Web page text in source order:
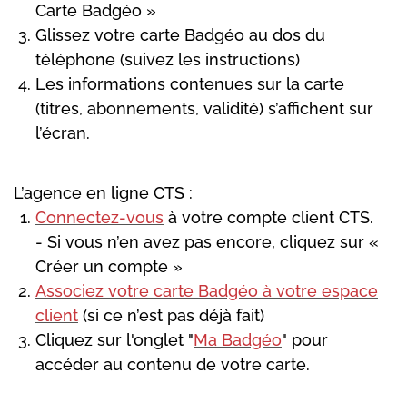
Carte Badgéo »
Glissez votre carte Badgéo au dos du
téléphone (suivez les instructions)
Les informations contenues sur la carte
(titres, abonnements, validité) s’affichent sur
l’écran.
L’agence en ligne CTS :
Connectez-vous à votre compte client CTS.
- Si vous n’en avez pas encore, cliquez sur «
Créer un compte »
Associez votre carte Badgéo à votre espace
client (si ce n’est pas déjà fait)
Cliquez sur l'onglet "Ma Badgéo" pour
accéder au contenu de votre carte.